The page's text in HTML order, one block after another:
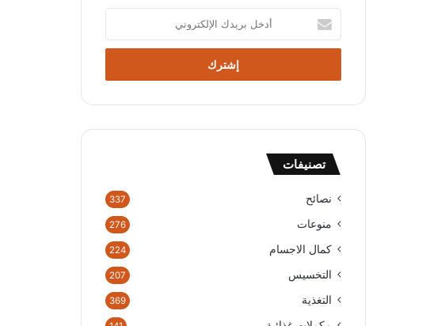
خ
ب
د
إ
ت
و
ن
تصنيفات
نصائح 337
منوعات 276
كمال الاجسام 224
التخسيس 207
التغذية 369